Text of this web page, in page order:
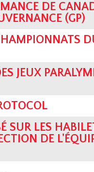
DE
(GP)
JEUX
SUR LES
DE